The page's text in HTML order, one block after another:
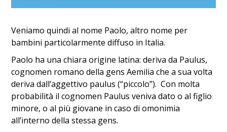
Veniamo quindi al nome Paolo, altro nome per
bambini particolarmente diffuso in Italia.
Paolo ha una chiara origine latina: deriva da Paulus,
cognomen romano della gens Aemilia che a sua volta
deriva dall’aggettivo paulus (“piccolo”). Con molta
probabilità il cognomen Paulus veniva dato o al figlio
minore, o al più giovane in caso di omonimia
all’interno della stessa gens.